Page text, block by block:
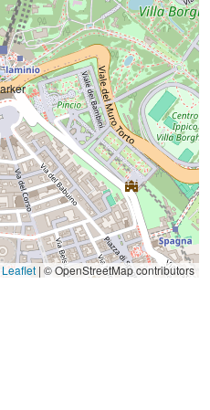
Leaflet | © OpenStreetMap contributors